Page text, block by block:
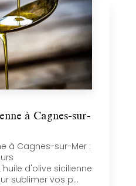
à Cagnes-sur-
à Cagnes-sur-Mer :
d'olive sicilienne
sublimer vos p...